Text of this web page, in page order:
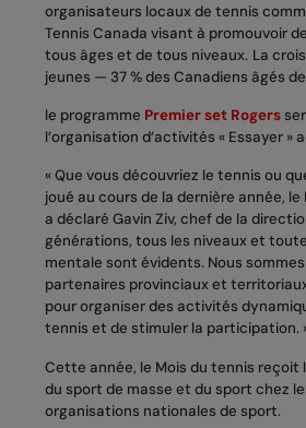
organisateurs locaux de tennis
Tennis Canada visant à promouvoir
tous âges et de tous niveaux. La
jeunes — 37 % des Canadiens âgés
le programme Premier set Rogers
l’organisation d’activités « Essayer
« Que vous découvriez le tennis ou
joué au cours de la dernière année,
a déclaré Gavin Ziv, chef de la
générations, tous les niveaux et
mentale sont évidents. Nous
partenaires provinciaux et
pour organiser des activités
tennis et de stimuler la participation.
Cette année, le Mois du tennis
du sport de masse et du sport chez
organisations nationales de sport.